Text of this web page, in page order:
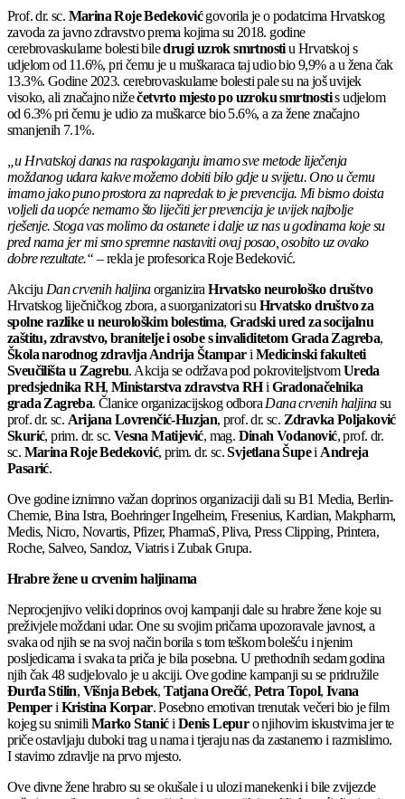
Prof. dr. sc. Marina Roje Bedekovićgovorila je o podatcima Hrvatskog
zavoda za javno zdravstvo prema kojima su 2018. godine
cerebrovaskularne bolesti biledrugi uzrok smrtnostiu Hrvatskoj s
udjelom od 11.6%, pri čemu je u muškaraca taj udio bio 9,9% a u žena čak
13.3%. Godine 2023. cerebrovaskularne bolesti pale su na još uvijek
visoko, ali značajno nižečetvrto mjesto po uzroku smrtnostis udjelom
od 6.3% pri čemu je udio za muškarce bio 5.6%, a za žene značajno
smanjenih 7.1%.
„u Hrvatskoj danas na raspolaganju imamo sve metode liječenja
moždanog udara kakve možemo dobiti bilo gdje u svijetu. Ono u čemu
imamo jako puno prostora za napredak to je prevencija. Mi bismo doista
voljeli da uopće nemamo što liječiti jer prevencija je uvijek najbolje
rješenje. Stoga vas molimo da ostanete i dalje uz nas u godinama koje su
pred nama jer mi smo spremne nastaviti ovaj posao, osobito uz ovako
dobre rezultate.“ – rekla je profesorica Roje Bedeković.
Akciju Dan crvenih haljinaorganiziraHrvatsko neurološko društvo
Hrvatskog liječničkog zbora, a suorganizatori su Hrvatsko društvo za
spolne razlike u neurološkim bolestima,Gradski ured za socijalnu
zaštitu, zdravstvo, branitelje i osobe s invaliditetom Grada Zagreba,
Škola narodnog zdravlja Andrija Štampari Medicinski fakulteti
Sveučilišta u Zagrebu. Akcija se održava pod pokroviteljstvomUreda
predsjednika RH, Ministarstva zdravstva RHiGradonačelnika
grada Zagreba. Članice organizacijskog odbora Dana crvenih haljinasu
prof. dr. sc. Arijana Lovrenčić-Huzjan, prof. dr. sc. Zdravka Poljaković
Skurić, prim. dr. sc. Vesna Matijević, mag. Dinah Vodanović, prof. dr.
sc. Marina Roje Bedeković, prim. dr. sc.Svjetlana Šupei Andreja
Pasarić.
Ove godine iznimno važan doprinos organizaciji dali su B1 Media, Berlin-
Chemie, Bina Istra, Boehringer Ingelheim, Fresenius, Kardian, Makpharm,
Medis, Nicro, Novartis, Pfizer, PharmaS, Pliva, Press Clipping, Printera,
Roche, Salveo, Sandoz, Viatris i Zubak Grupa.
Hrabre žene u crvenim haljinama
Neprocjenjivo veliki doprinos ovoj kampanji dale su hrabre žene koje su
preživjele moždani udar. One su svojim pričama upozoravale javnost, a
svaka od njih se na svoj način borila s tom teškom bolešću i njenim
posljedicama i svaka ta priča je bila posebna. U prethodnih sedam godina
njih čak 48 sudjelovalo je u akciji. Ove godine kampanji su se pridružile
Đurđa Stilin, Višnja Bebek,Tatjana Orečić, Petra Topol, Ivana
Pemperi Kristina Korpar. Posebno emotivan trenutak večeri bio je film
kojeg su snimili Marko Stanići Denis Lepuro njihovim iskustvima jer te
priče ostavljaju duboki trag u nama i tjeraju nas da zastanemo i razmislimo.
I stavimo zdravlje na prvo mjesto.
Ove divne žene hrabro su se okušale i u ulozi manekenki i bile zvijezde